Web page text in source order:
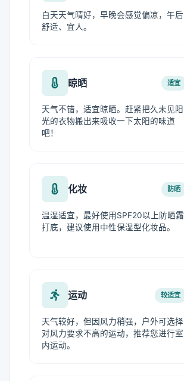
白天天气晴好，早晚会感觉偏凉，午后
舒适、宜人。
晾晒 适宜
天气不错，适宜晾晒。赶紧把久未见阳
光的衣物搬出来吸收一下太阳的味道
吧！
化妆 防晒
温湿适宜，最好使用SPF20以上防晒霜
打底，建议使用中性保湿型化妆品。
运动 较适宜
天气较好，但因风力稍强，户外可选择
对风力要求不高的运动，推荐您进行室
内运动。